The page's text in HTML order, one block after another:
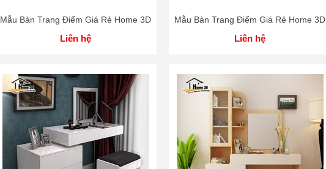
Mẫu Bàn Trang Điểm Giá Rẻ Home 3D
Liên hệ
Mẫu Bàn Trang Điểm Giá Rẻ Home 3D
Liên hệ